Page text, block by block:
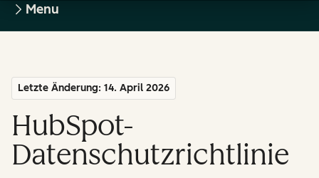
Menu
Letzte Änderung: 14. April 2026
HubSpot-
Datenschutzrichtlinie